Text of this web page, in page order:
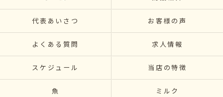
代表あいさつ お客様の声
よくある質問 求人情報
スケジュール 当店の特徴
魚 ミルク